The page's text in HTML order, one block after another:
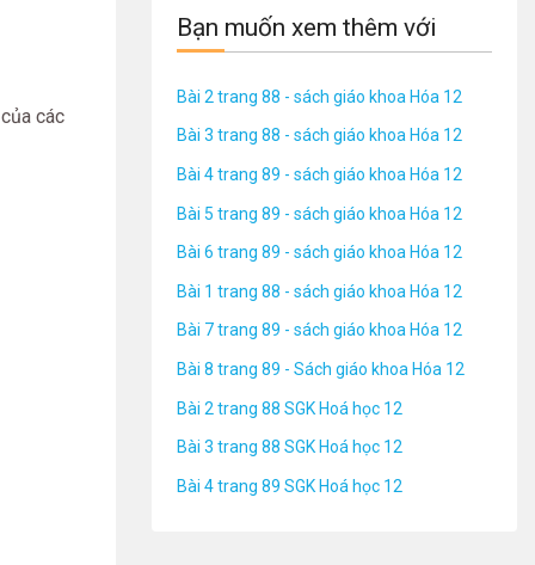
các
Bạn muốn xem thêm với
Bài 2 trang 88 - sách giáo khoa Hóa 12
Bài 3 trang 88 - sách giáo khoa Hóa 12
Bài 4 trang 89 - sách giáo khoa Hóa 12
Bài 5 trang 89 - sách giáo khoa Hóa 12
Bài 6 trang 89 - sách giáo khoa Hóa 12
Bài 1 trang 88 - sách giáo khoa Hóa 12
Bài 7 trang 89 - sách giáo khoa Hóa 12
Bài 8 trang 89 - Sách giáo khoa Hóa 12
Bài 2 trang 88 SGK Hoá học 12
Bài 3 trang 88 SGK Hoá học 12
Bài 4 trang 89 SGK Hoá học 12